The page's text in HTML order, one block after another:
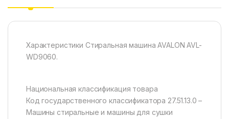
Характеристики Стиральная машина AVALON AVL-
WD9060.
Национальная классификация товара
Код государственного классификатора 27.51.13.0 –
Машины стиральные и машины для сушки